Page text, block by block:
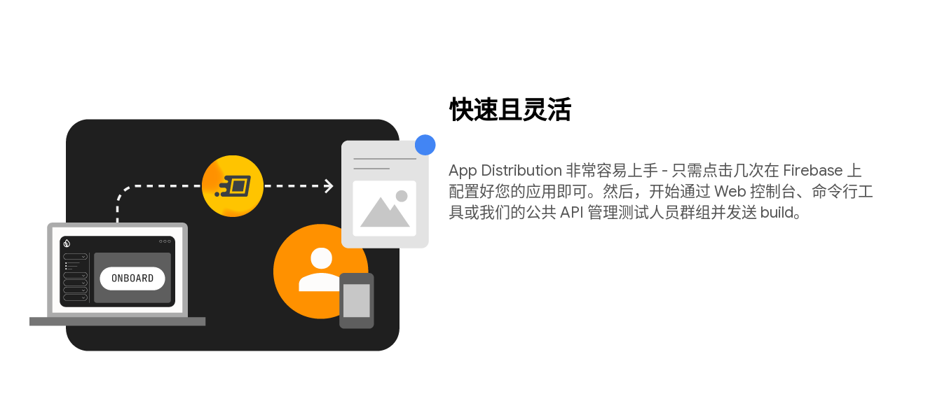
快速且灵活
App Distribution 非常容易上手 - 只需点击几次在 Firebase 上
配置好您的应用即可。然后，开始通过 Web 控制台、命令行工
具或我们的公共 API 管理测试人员群组并发送 build。